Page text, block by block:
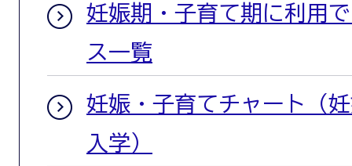
妊娠期・子育て期に利用
ス一覧
妊娠・子育てチャート（
入学）